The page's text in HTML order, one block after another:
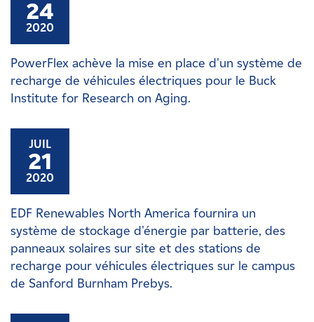
24
2020
PowerFlex achève la mise en place d'un système de
recharge de véhicules électriques pour le Buck
Institute for Research on Aging.
JUIL
21
2020
EDF Renewables North America fournira un
système de stockage d'énergie par batterie, des
panneaux solaires sur site et des stations de
recharge pour véhicules électriques sur le campus
de Sanford Burnham Prebys.